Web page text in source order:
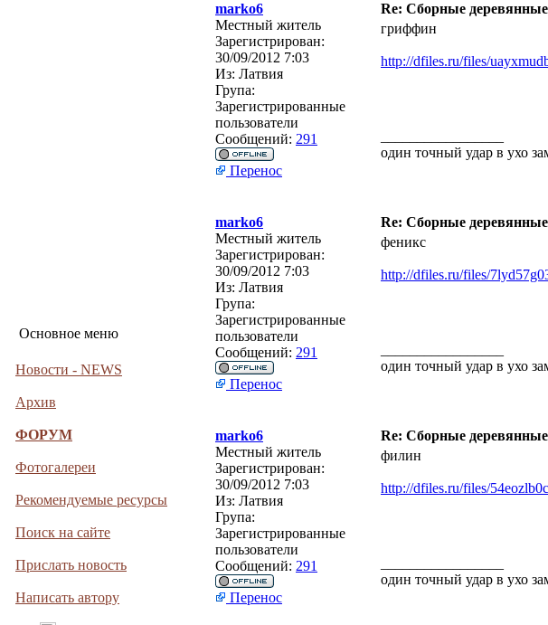
Основное меню
Новости - NEWS
Архив
ФОРУМ
Фотогалереи
Рекомендуемые ресурсы
Поиск на сайте
Прислать новость
Написать автору
marko6 Re: Сборные
Местный житель
Зарегистрирован:
30/09/2012 7:03
Из: Латвия
Група:
Зарегистрированные
пользователи
Сообщений: 291
гриффин
http://dfiles.ru/files/
один точный удар в ухо
Перенос
marko6 Re: Сборные
Местный житель
Зарегистрирован:
30/09/2012 7:03
Из: Латвия
Група:
Зарегистрированные
пользователи
Сообщений: 291
феникс
http://dfiles.ru/files/
один точный удар в ухо
Перенос
marko6 Re: Сборные
Местный житель
Зарегистрирован:
30/09/2012 7:03
Из: Латвия
Група:
Зарегистрированные
пользователи
Сообщений: 291
филин
http://dfiles.ru/files/54eozlb0c
один точный удар в ухо
Перенос